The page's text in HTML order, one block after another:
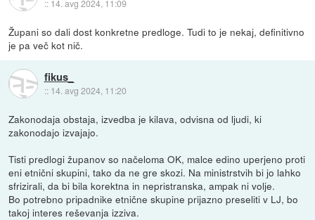
:: 14. avg 2024, 11:09
Župani so dali dost konkretne predloge. Tudi to je nekaj, definitivno
je pa več kot nič.
fikus_
:: 14. avg 2024, 11:20
Zakonodaja obstaja, izvedba je kilava, odvisna od ljudi, ki
zakonodajo izvajajo.
Tisti predlogi županov so načeloma OK, malce edino uperjeno proti
eni etnični skupini, tako da ne gre skozi. Na ministrstvih bi jo lahko
sfrizirali, da bi bila korektna in nepristranska, ampak ni volje.
Bo potrebno pripadnike etnične skupine prijazno preseliti v LJ, bo
takoj interes reševanja izziva.